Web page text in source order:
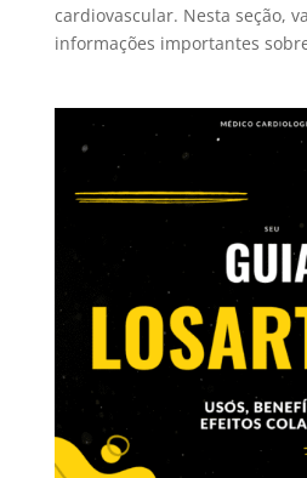
cardiovascular. Nesta seção,
informações importantes